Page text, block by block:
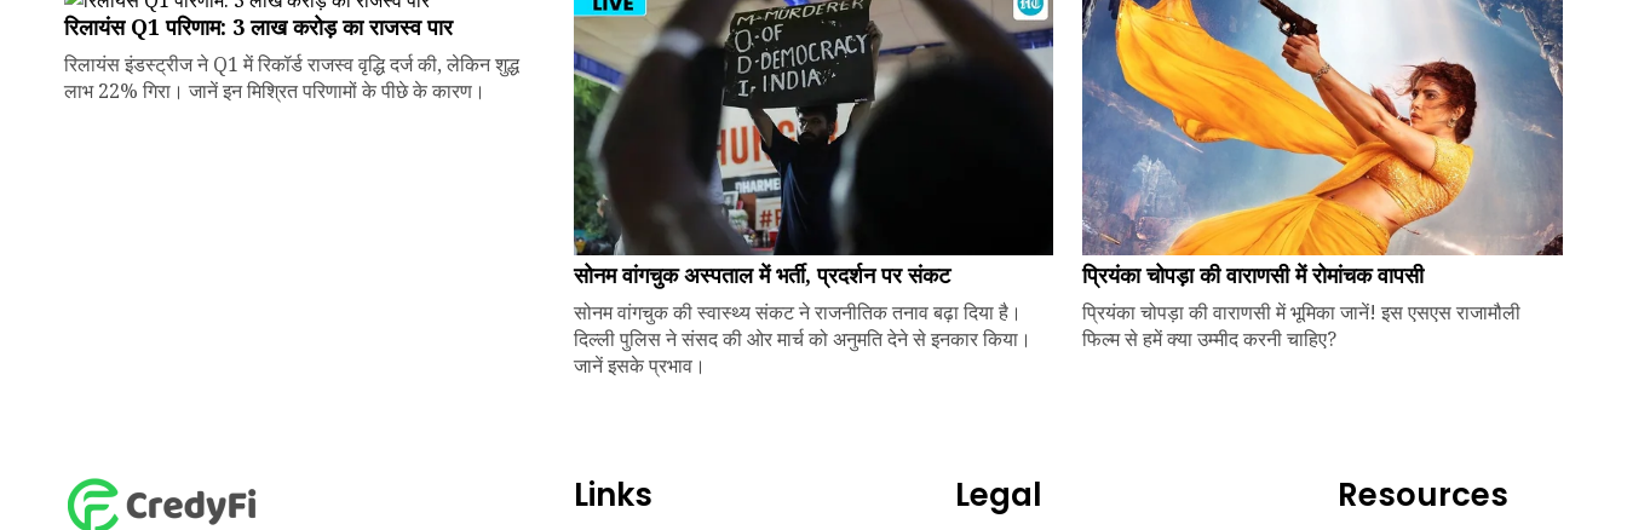
रिलायंस Q1 परिणाम: ₹3 लाख करोड़ का राजस्व पार
रिलायंस इंडस्ट्रीज ने Q1 में रिकॉर्ड राजस्व वृद्धि दर्ज की, लेकिन शुद्ध
लाभ 22% गिरा। जानें इन मिश्रित परिणामों के पीछे के कारण।
सोनम वांगचुक अस्पताल में भर्ती, प्रदर्शन पर संकट
सोनम वांगचुक की स्वास्थ्य संकट ने राजनीतिक तनाव बढ़ा दिया है।
दिल्ली पुलिस ने संसद की ओर मार्च को अनुमति देने से इनकार किया।
जानें इसके प्रभाव।
प्रियंका चोपड़ा की वाराणसी में रोमांचक वापसी
प्रियंका चोपड़ा की वाराणसी में भूमिका जानें! इस एसएस राजामौली
फिल्म से हमें क्या उम्मीद करनी चाहिए?
Links Legal Resources